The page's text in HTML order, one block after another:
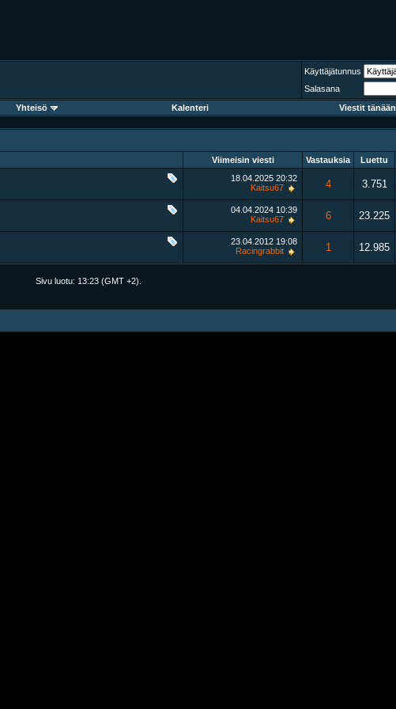
Käyttäjätunnus
Salasana
Yhteisö Kalenteri Viestit tänään
Viimeisin viesti Vastauksia Luettu
18.04.2025 20:32
Kaitsu67
4 3.751
04.04.2024 10:39
Kaitsu67
6 23.225
23.04.2012 19:08
Racingrabbit
1 12.985
Sivu luotu: 13:23 (GMT +2).